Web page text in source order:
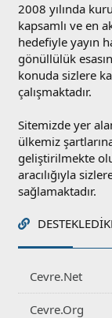
2008 yılında
kapsamlı ve en
hedefiyle yayın
gönüllülük
konuda sizlere
çalışmaktadır.
Sitemizde yer
ülkemiz
geliştirilmekte
aracılığıyla
sağlamaktadır.
Cevre.Net
Cevre.Org